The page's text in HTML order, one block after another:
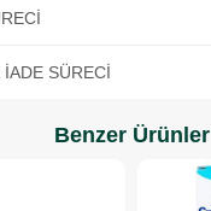
İADE SÜRECI
Benzer Ürünler